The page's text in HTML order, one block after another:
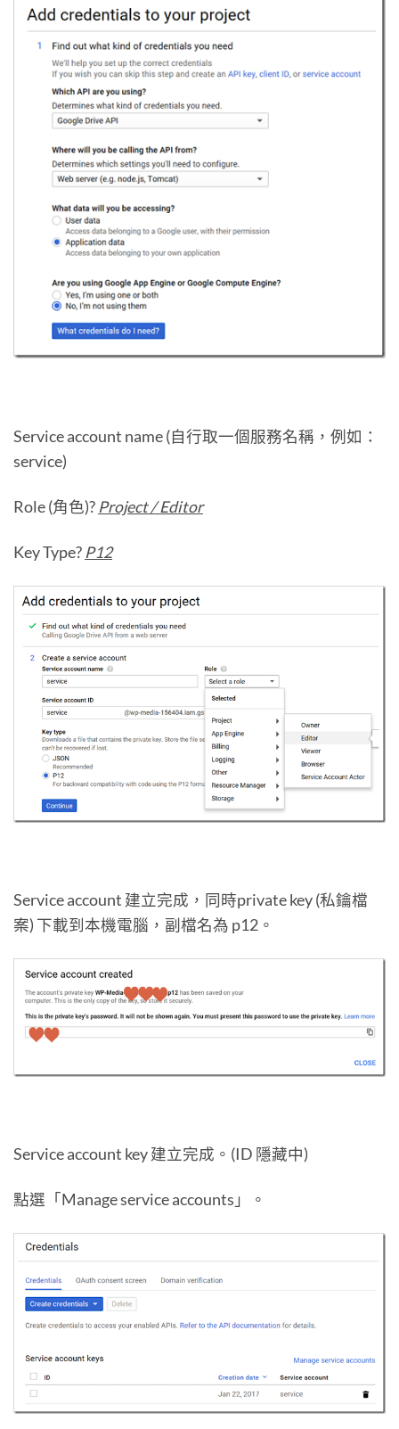
Service account name (自行取一個服務名稱，例如：
service)
Role (角色)? Project / Editor
Key Type? P12
Service account 建立完成，同時private key (私鑰檔
案) 下載到本機電腦，副檔名為 p12。
Service account key 建立完成。(ID 隱藏中)
點選「Manage service accounts」。